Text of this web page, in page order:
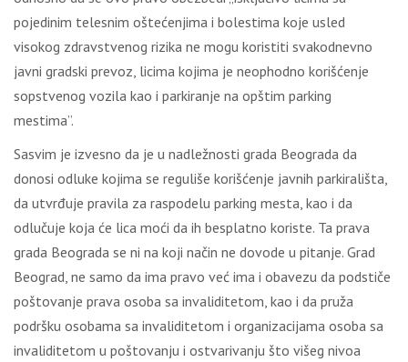
pojedinim telesnim oštećenjima i bolestima koje usled
visokog zdravstvenog rizika ne mogu koristiti svakodnevno
javni gradski prevoz, licima kojima je neophodno korišćenje
sopstvenog vozila kao i parkiranje na opštim parking
mestima”.
Sasvim je izvesno da je u nadležnosti grada Beograda da
donosi odluke kojima se reguliše korišćenje javnih parkirališta,
da utvrđuje pravila za raspodelu parking mesta, kao i da
odlučuje koja će lica moći da ih besplatno koriste. Ta prava
grada Beograda se ni na koji način ne dovode u pitanje. Grad
Beograd, ne samo da ima pravo već ima i obavezu da podstiče
poštovanje prava osoba sa invaliditetom, kao i da pruža
podršku osobama sa invaliditetom i organizacijama osoba sa
invaliditetom u poštovanju i ostvarivanju što višeg nivoa